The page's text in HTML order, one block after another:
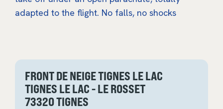
adapted to the flight. No falls, no shocks
FRONT DE NEIGE TIGNES LE LAC
TIGNES LE LAC - LE ROSSET
73320 TIGNES